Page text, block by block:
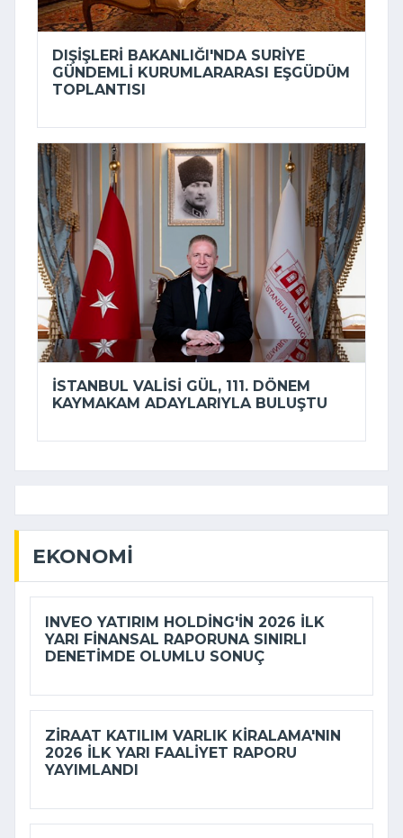
DIŞIŞLERI BAKANLIĞI'NDA SURIYE
GÜNDEMLI KURUMLARARASI EŞGÜDÜM
TOPLANTISI
İSTANBUL VALISI GÜL, 111. DÖNEM
KAYMAKAM ADAYLARIYLA BULUŞTU
EKONOMI
INVEO YATIRIM HOLDING'IN 2026 ILK
YARI FINANSAL RAPORUNA SINIRLI
DENETIMDE OLUMLU SONUÇ
ZIRAAT KATILIM VARLIK KIRALAMA'NIN
2026 ILK YARI FAALIYET RAPORU
YAYIMLANDI